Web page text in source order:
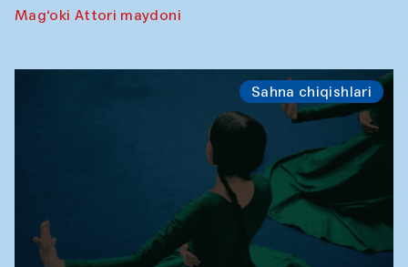
Mag‘oki Attori maydoni
Sahna chiqishlari